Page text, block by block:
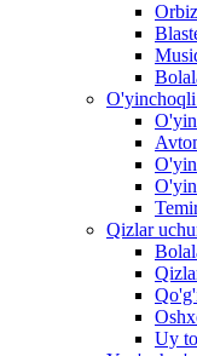
Qizlar
Uy